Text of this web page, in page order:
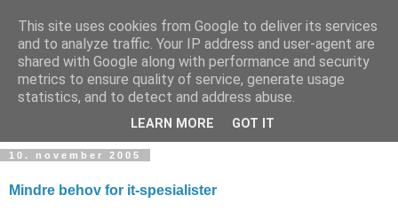
Teknologinyheter
10. november 2005
Mindre behov for it-spesialister
This site uses cookies from Google to deliver its services
and to analyze traffic. Your IP address and user-agent are
shared with Google along with performance and security
metrics to ensure quality of service, generate usage
statistics, and to detect and address abuse.
LEARN MORE GOT IT